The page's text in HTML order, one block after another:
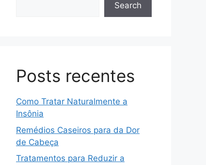
Search
Posts recentes
Como Tratar Naturalmente a
Insônia
Remédios Caseiros para da Dor
de Cabeça
Tratamentos para Reduzir a